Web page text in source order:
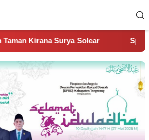
Solear Spanyol Juara Piala